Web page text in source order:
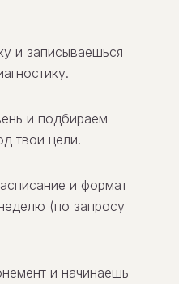
и записываешься
и подбираем
твои цели.
и формат
(по запросу
и начинаешь